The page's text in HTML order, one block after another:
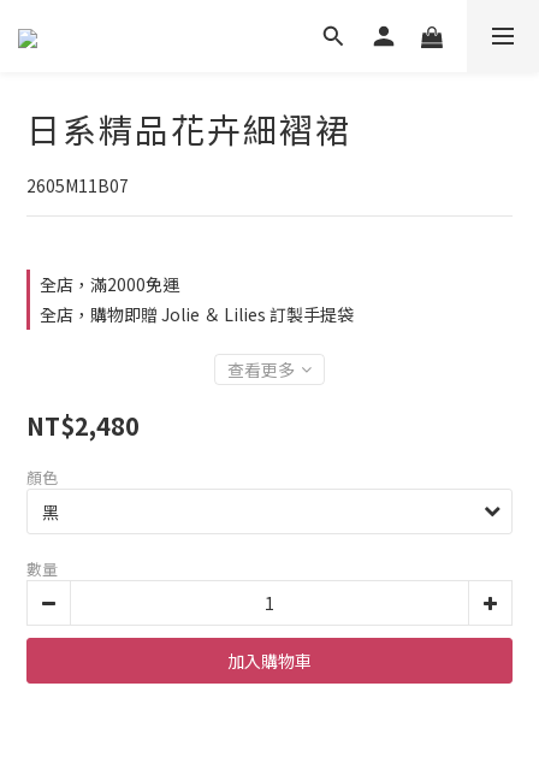
日系精品花卉細褶裙
2605M11B07
全店，滿2000免運
全店，購物即贈 Jolie ＆ Lilies 訂製手提袋
查看更多
NT$2,480
顏色
數量
加入購物車